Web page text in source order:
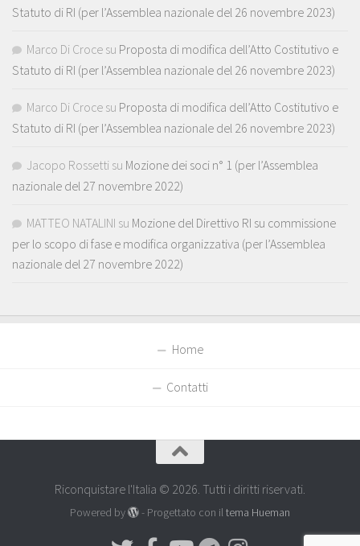
Statuto di RI (per l’Assemblea nazionale del 26 novembre 2023)
Marco Di Croce su Proposta di modifica dell’Atto Costitutivo e
Statuto di RI (per l’Assemblea nazionale del 26 novembre 2023)
Marco Di Croce su Proposta di modifica dell’Atto Costitutivo e
Statuto di RI (per l’Assemblea nazionale del 26 novembre 2023)
Jacopo Rossetti su Mozione dei soci n° 1 (per l’Assemblea
nazionale del 27 novembre 2022)
MATTEO NATALINI su Mozione del Direttivo RI su commissione
per lo scopo di fase e modifica organizzativa (per l’Assemblea
nazionale del 27 novembre 2022)
Home
Contatti
Riconquistare l'Italia © 2026. Tutti i diritti riservati.
Powered by - Progettato con iltema Hueman